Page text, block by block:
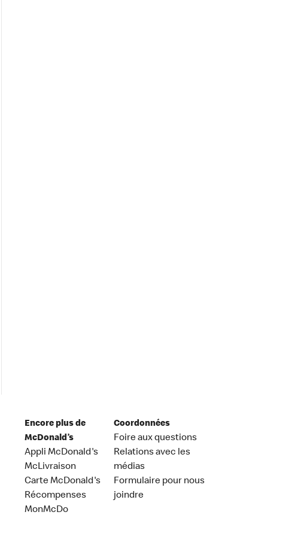
Encore plus de
McDonald’s
Appli McDonald's
McLivraison
Carte McDonald's
Récompenses
MonMcDo
Coordonnées
Foire aux questions
Relations avec les
médias
Formulaire pour nous
joindre